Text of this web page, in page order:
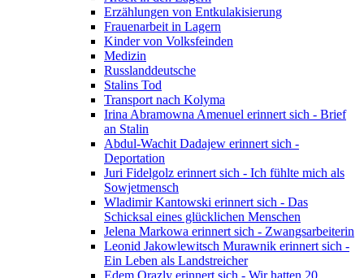
Erzählungen von Entkulakisierung
Frauenarbeit in Lagern
Kinder von Volksfeinden
Medizin
Russlanddeutsche
Stalins Tod
Transport nach Kolyma
Irina Abramowna Amenuel erinnert sich - Brief
an Stalin
Abdul-Wachit Dadajew erinnert sich -
Deportation
Juri Fidelgolz erinnert sich - Ich fühlte mich als
Sowjetmensch
Wladimir Kantowski erinnert sich - Das
Schicksal eines glücklichen Menschen
Jelena Markowa erinnert sich - Zwangsarbeiterin
Leonid Jakowlewitsch Murawnik erinnert sich -
Ein Leben als Landstreicher
Edem Orazly erinnert sich - Wir hatten 20